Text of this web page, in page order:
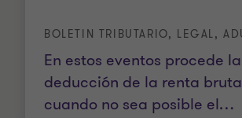
En estos eventos procede la
deducción de la renta bruta
cuando no sea posible el…